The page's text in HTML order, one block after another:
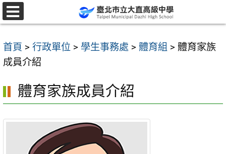
跳
至
要
內
區
首頁 > 行政單位 > 學生事務處 > 體育組 > 體育家族
成員介紹
體育家族成員介紹
選
單